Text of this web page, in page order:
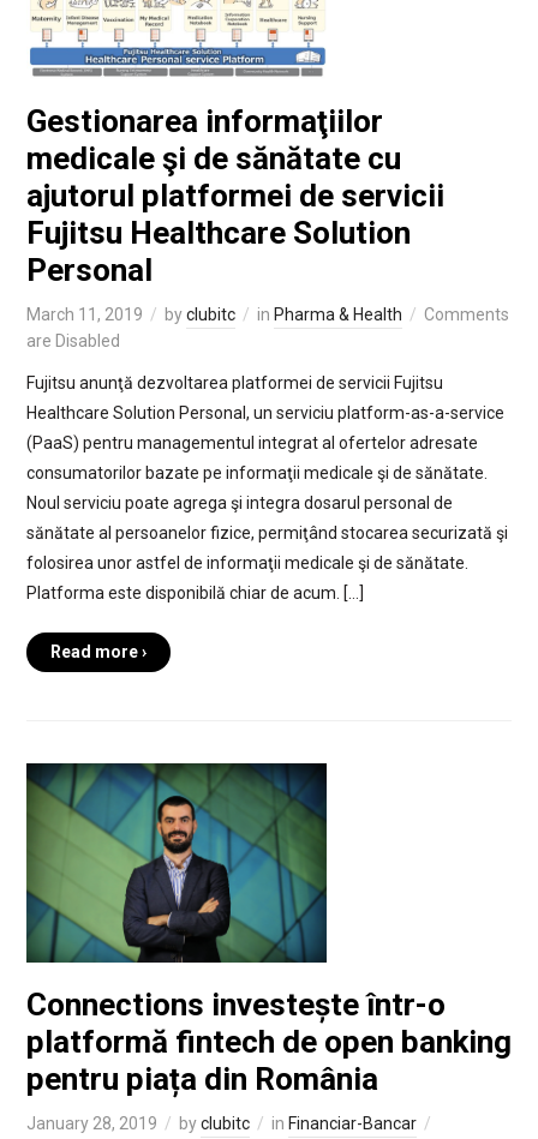
Gestionarea informaţiilor
medicale şi de sănătate cu
ajutorul platformei de servicii
Fujitsu Healthcare Solution
Personal
March 11, 2019 byclubitc in Pharma & Health
Comments
are Disabled
Fujitsu anunţă dezvoltarea platformei de servicii Fujitsu
Healthcare Solution Personal, un serviciu platform-as-a-service
(PaaS) pentru managementul integrat al ofertelor adresate
consumatorilor bazate pe informaţii medicale şi de sănătate.
Noul serviciu poate agrega şi integra dosarul personal de
sănătate al persoanelor fizice, permiţând stocarea securizată şi
folosirea unor astfel de informaţii medicale şi de sănătate.
Platforma este disponibilă chiar de acum. […]
Read more ›
Connections investește într-o
platformă fintech de open banking
pentru piața din România
January 28, 2019 byclubitc in Financiar-Bancar